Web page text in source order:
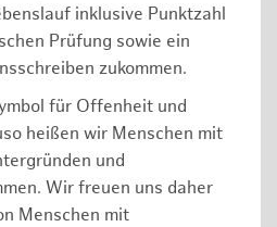
inklusive Punktzahl
Prüfung sowie ein
zukommen.
für Offenheit und
heißen wir Menschen mit
und
Wir freuen uns daher
Menschen mit